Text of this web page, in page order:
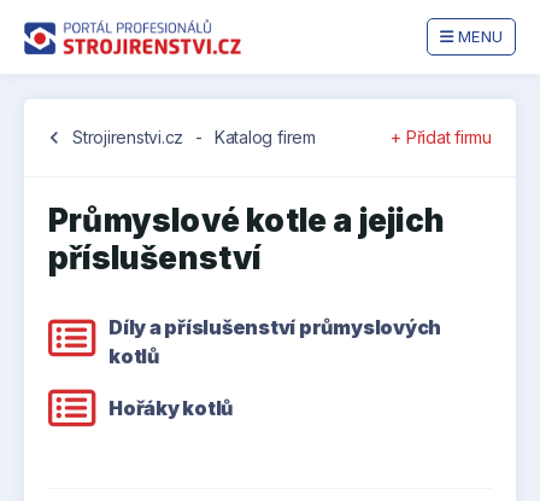
MENU
chevron_left Strojirenstvi.cz - Katalog firem + Přidat firmu
Průmyslové kotle a jejich
příslušenství
Díly a příslušenství průmyslových
kotlů
Hořáky kotlů